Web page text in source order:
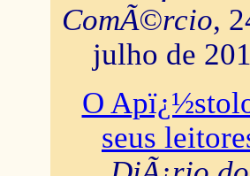
ComÃ©rcio,
julho de
O
seus